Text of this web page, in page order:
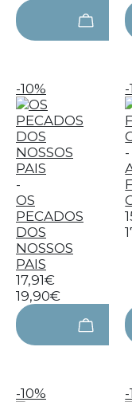
-10%
-
OS
PECADOS
DOS
NOSSOS
PAIS
17,91€
19,90€
-
-10%